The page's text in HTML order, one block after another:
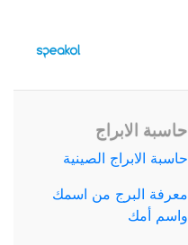
حاسبة الابراج
حاسبة الابراج الصينية
معرفة البرج من اسمك
واسم أمك